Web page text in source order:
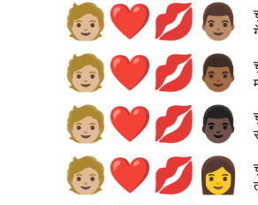
🧑🏼‍❤️‍💋‍👨🏽
🧑🏼‍❤️‍💋‍👨🏾
🧑🏼‍❤️‍💋‍👨🏿
🧑🏼‍❤️‍💋‍👩